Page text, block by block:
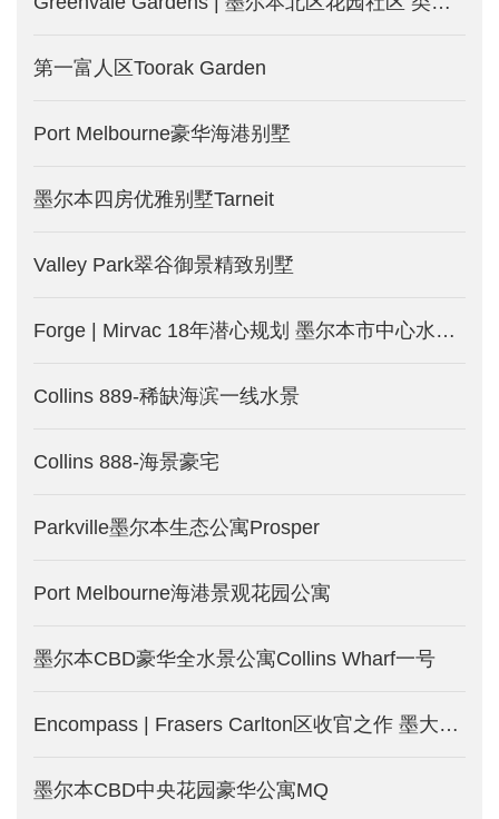
第一富人区Toorak Garden
Port Melbourne豪华海港别墅
墨尔本四房优雅别墅Tarneit
Valley Park翠谷御景精致别墅
Forge | Mirvac 18年潜心规划 墨尔本市中心水滨公寓_澳洲墨尔本新楼盘发售中
Collins 889-稀缺海滨一线水景
Collins 888-海景豪宅
Parkville墨尔本生态公寓Prosper
Port Melbourne海港景观花园公寓
墨尔本CBD豪华全水景公寓Collins Wharf一号
Encompass | Frasers Carlton区收官之作 墨大学区房-墨尔本新楼盘发售
墨尔本CBD中央花园豪华公寓MQ